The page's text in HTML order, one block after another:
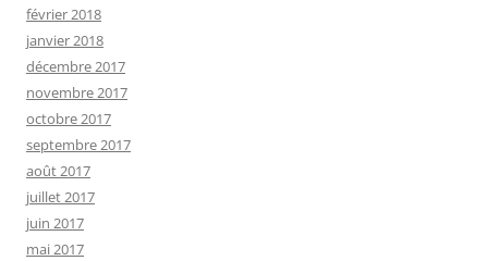
février 2018
janvier 2018
décembre 2017
novembre 2017
octobre 2017
septembre 2017
août 2017
juillet 2017
juin 2017
mai 2017